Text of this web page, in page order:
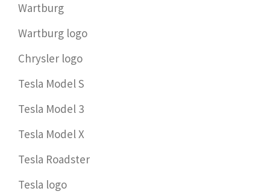
Wartburg
Wartburg logo
Chrysler logo
Tesla Model S
Tesla Model 3
Tesla Model X
Tesla Roadster
Tesla logo